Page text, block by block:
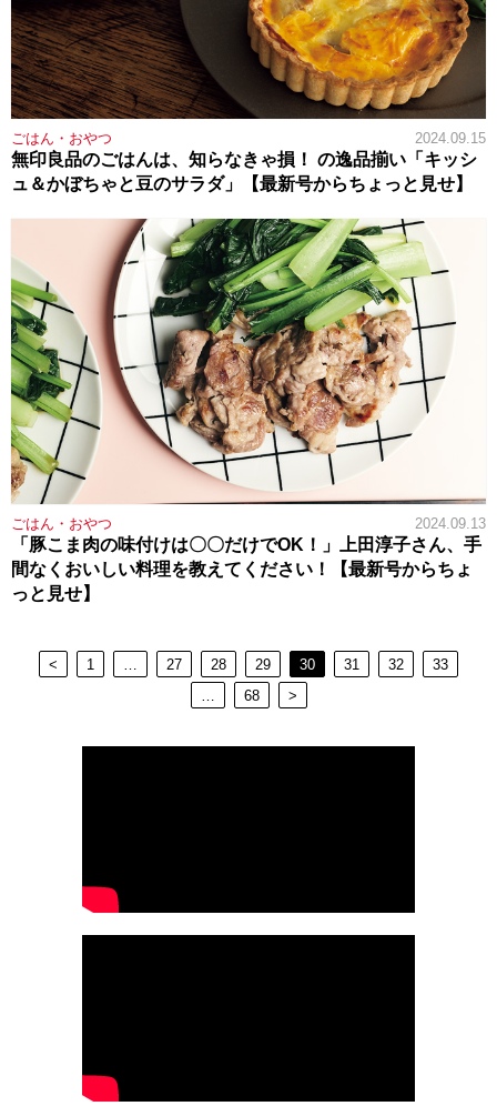
ごはん・おやつ 2024.09.15
無印良品のごはんは、知らなきゃ損！ の逸品揃い「キッシ
ュ＆かぼちゃと豆のサラダ」【最新号からちょっと見せ】
ごはん・おやつ 2024.09.13
「豚こま肉の味付けは〇〇だけでOK！」上田淳子さん、手
間なくおいしい料理を教えてください！【最新号からちょ
っと見せ】
< 1 27 28 29 30 31 32
33
68 >